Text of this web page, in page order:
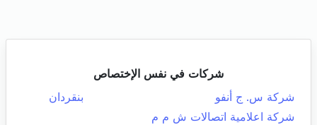
شركات في نفس الإختصاص
شركة س. ج أنفو
بنقردان
شركة اعلامية اتصالات ش م م